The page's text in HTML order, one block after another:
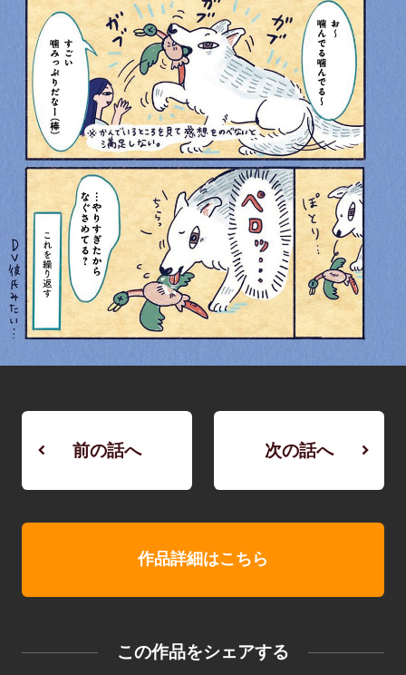
前の話へ 次の話へ
作品詳細はこちら
この作品をシェアする